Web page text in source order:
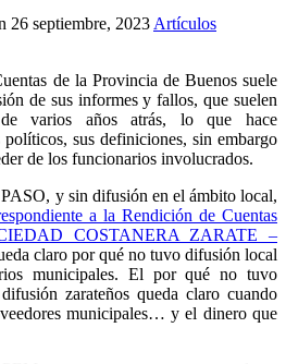
26 septiembre, 2023 Artículos
de la Provincia de Buenos suele
de sus informes y fallos, que suelen
de varios años atrás, lo que hace
políticos, sus definiciones, sin embargo
de los funcionarios involucrados.
y sin difusión en el ámbito local,
a la Rendición de Cuentas
COSTANERA ZARATE –
claro por qué no tuvo difusión local
municipales. El por qué no tuvo
zarateños queda claro cuando
municipales… y el dinero que